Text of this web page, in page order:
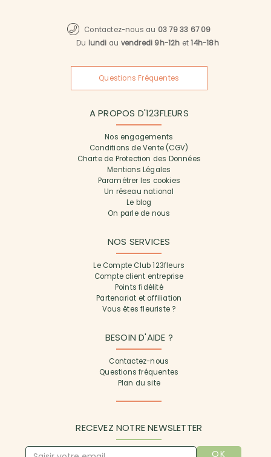
Contactez-nous au 03 79 33 67 09
Du lundi au vendredi 9h-12h et14h-18h
Questions Fréquentes
A PROPOS D'123FLEURS
Nos engagements
Conditions de Vente (CGV)
Charte de Protection des Données
Mentions Légales
Paramétrer les cookies
Un réseau national
Le blog
On parle de nous
NOS SERVICES
Le Compte Club 123fleurs
Compte client entreprise
Points fidélité
Partenariat et affiliation
Vous êtes fleuriste ?
BESOIN D'AIDE ?
Contactez-nous
Questions fréquentes
Plan du site
RECEVEZ NOTRE NEWSLETTER
OK